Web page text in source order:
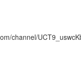
channel/